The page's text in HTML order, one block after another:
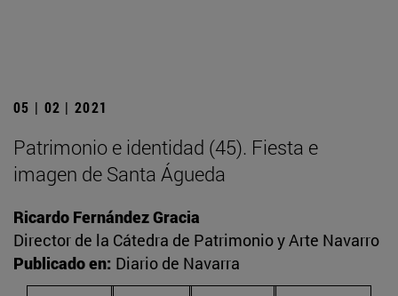
05 | 02 | 2021
Patrimonio e identidad (45). Fiesta e
imagen de Santa Águeda
Ricardo Fernández Gracia
Director de la Cátedra de Patrimonio y Arte Navarro
Publicado en: Diario de Navarra